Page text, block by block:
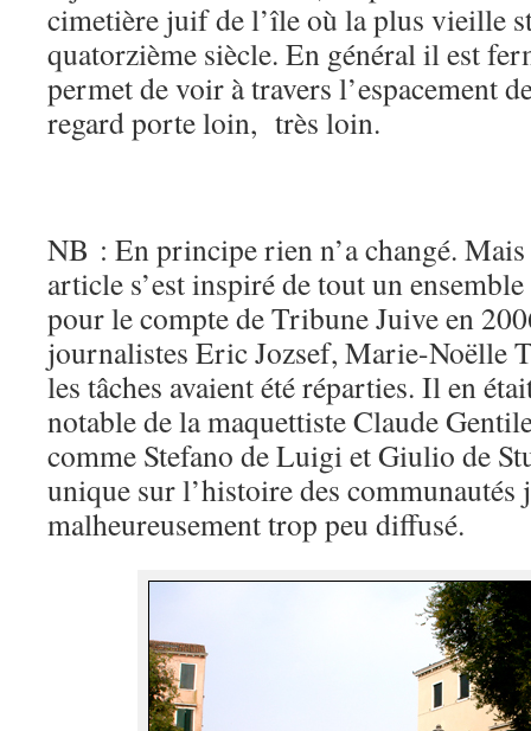
cimetière juif de l’île où la plus vieille
quatorzième siècle. En général il est
permet de voir à travers l’espacement
regard porte loin, très loin.
NB : En principe rien n’a changé.
article s’est inspiré de tout un
pour le compte de Tribune Juive en
journalistes Eric Jozsef, Marie-Noëlle
les tâches avaient été réparties. Il en
notable de la maquettiste Claude
comme Stefano de Luigi et Giulio de
unique sur l’histoire des communautés
malheureusement trop peu diffusé.